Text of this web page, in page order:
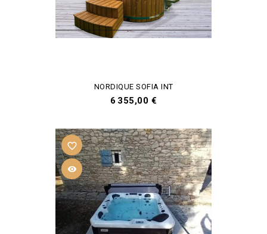
NORDIQUE SOFIA INT
Prix
6 355,00 €

favorite_border